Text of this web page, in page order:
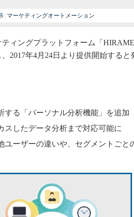
マーケティングオートメーション
ィングプラットフォーム「
2017年4月24日より提供開始すると
する「パーソナル分析機能」を追加
スしたデータ分析まで対応可能に
ユーザーの違いや、セグメントごと